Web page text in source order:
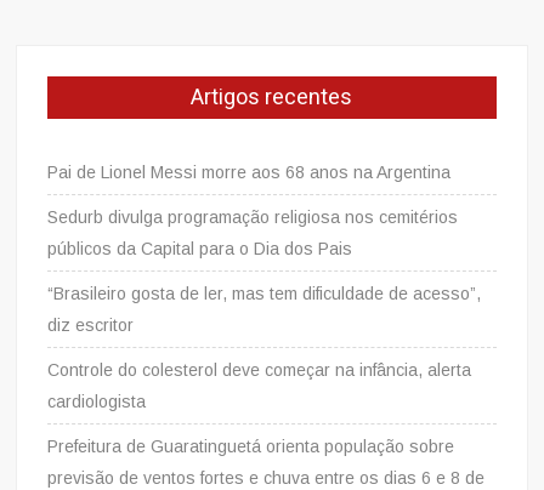
Artigos recentes
Pai de Lionel Messi morre aos 68 anos na Argentina
Sedurb divulga programação religiosa nos cemitérios
públicos da Capital para o Dia dos Pais
“Brasileiro gosta de ler, mas tem dificuldade de acesso”,
diz escritor
Controle do colesterol deve começar na infância, alerta
cardiologista
Prefeitura de Guaratinguetá orienta população sobre
previsão de ventos fortes e chuva entre os dias 6 e 8 de